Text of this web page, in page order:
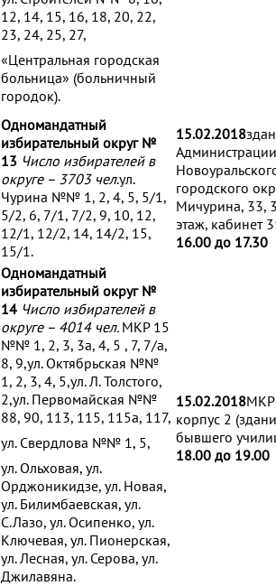
12, 14, 15, 16, 18, 20, 22,
23, 24, 25, 27,
«Центральная городская
больница» (больничный
городок).
Одномандатный
избирательный округ №
13 Число избирателей в
округе – 3703 чел.ул.
Чурина №№ 1, 2, 4, 5, 5/1,
5/2, 6, 7/1, 7/2, 9, 10, 12,
12/1, 12/2, 14, 14/2, 15,
15/1.
15.02.2018
Администрации
городского
Мичурина, 33,
этаж, кабинет
16.00 до 17.30
Одномандатный
избирательный округ №
14 Число избирателей в
округе – 4014 чел. МКР 15
№№ 1, 2, 3, 3а, 4, 5 , 7, 7/а,
8, 9,ул. Октябрьская №№
1, 2, 3, 4, 5,ул. Л. Толстого,
2,ул. Первомайская №№
88, 90, 113, 115, 115а, 117,
ул. Свердлова №№ 1, 5,
ул. Ольховая, ул.
Орджоникидзе, ул. Новая,
ул. Билимбаевская, ул.
С.Лазо, ул. Осипенко, ул.
Ключевая, ул. Пионерская,
ул. Лесная, ул. Серова, ул.
Джилавяна.
15.02.2018
корпус 2
бывшего
18.00 до 19.00